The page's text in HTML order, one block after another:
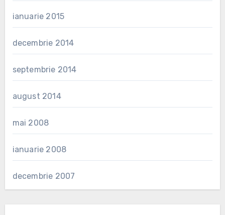
ianuarie 2015
decembrie 2014
septembrie 2014
august 2014
mai 2008
ianuarie 2008
decembrie 2007